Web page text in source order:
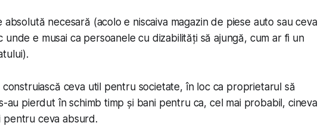
absolută necesară (acolo e niscaiva magazin de piese auto sau ceva
unde e musaica persoanele cu dizabilități să ajungă, cum ar fi un
ceva util pentru societate, în loc ca proprietarul să
au pierdut în schimb timp și bani pentru ca, cel mai probabil, cineva
pentru ceva absurd.